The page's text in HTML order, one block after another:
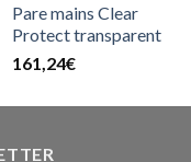
Pare mains Clear
Protect transparent
161,24€